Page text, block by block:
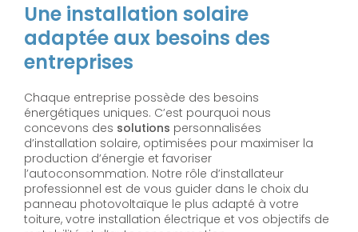
Une installation solaire
adaptée aux besoins des
entreprises
Chaque entreprise possède des besoins
énergétiques uniques. C’est pourquoi nous
concevons des solutions personnalisées
d’installation solaire, optimisées pour maximiser la
production d’énergie et favoriser
l’autoconsommation. Notre rôle d’installateur
professionnel est de vous guider dans le choix du
panneau photovoltaïque le plus adapté à votre
toiture, votre installation électrique et vos objectifs de